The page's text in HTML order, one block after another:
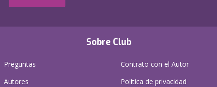
Sobre Club
Preguntas
Autores
Contrato con el Autor
Política de privacidad